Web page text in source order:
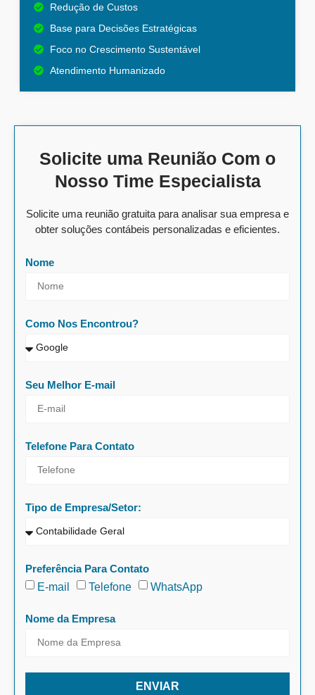
Redução de Custos
Base para Decisões Estratégicas
Foco no Crescimento Sustentável
Atendimento Humanizado
Solicite uma Reunião Com o
Nosso Time Especialista
Solicite uma reunião gratuita para analisar sua empresa e
obter soluções contábeis personalizadas e eficientes.
Nome
Como Nos Encontrou?
Seu Melhor E-mail
Telefone Para Contato
Tipo de Empresa/Setor:
Preferência Para Contato
E-mail
Telefone WhatsApp
Nome da Empresa
ENVIAR